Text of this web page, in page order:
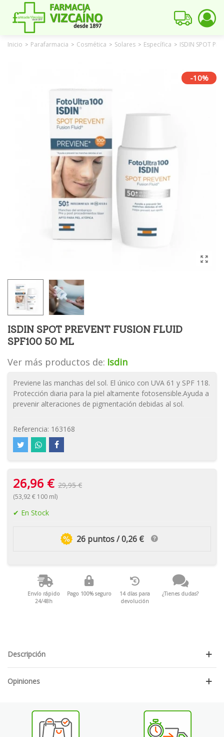
Inicio > Parafarmacia > Cosmética > Solares > Específica > ISDIN SPOT
-10%
ISDIN SPOT PREVENT FUSION FLUID
SPF100 50 ML
Ver más productos de: Isdin
Previene las manchas del sol. El único con UVA 61 y SPF 118.
Protección diaria para la piel altamente fotosensible.Ayuda a
prevenir alteraciones de pigmentación debidas al sol.
Referencia: 163168
26,96 € 29,95 €
(53,92 € 100 ml)
En Stock
26 puntos / 0,26 €
Envío rápido
24/48h
Pago 100% seguro
14 días para
devolución
¿Tienes dudas?
Descripción
Opiniones